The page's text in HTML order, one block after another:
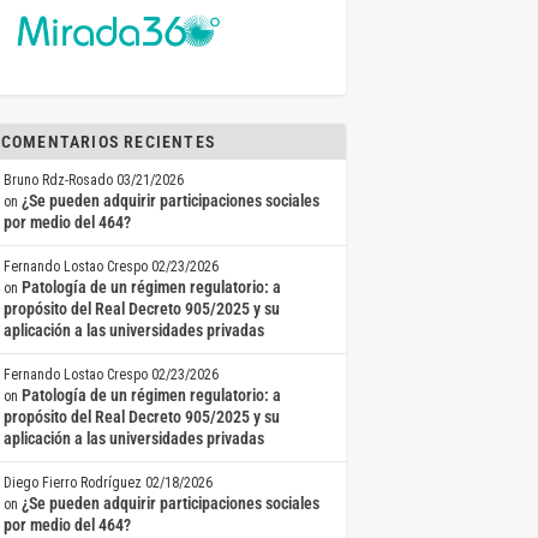
COMENTARIOS RECIENTES
Bruno Rdz-Rosado 03/21/2026
on ¿Se pueden adquirir participaciones sociales
por medio del 464?
Fernando Lostao Crespo 02/23/2026
on Patología de un régimen regulatorio: a
propósito del Real Decreto 905/2025 y su
aplicación a las universidades privadas
Fernando Lostao Crespo 02/23/2026
on Patología de un régimen regulatorio: a
propósito del Real Decreto 905/2025 y su
aplicación a las universidades privadas
Diego Fierro Rodríguez 02/18/2026
on ¿Se pueden adquirir participaciones sociales
por medio del 464?